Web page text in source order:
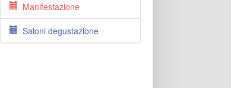
Manifestazione
Saloni degustazione